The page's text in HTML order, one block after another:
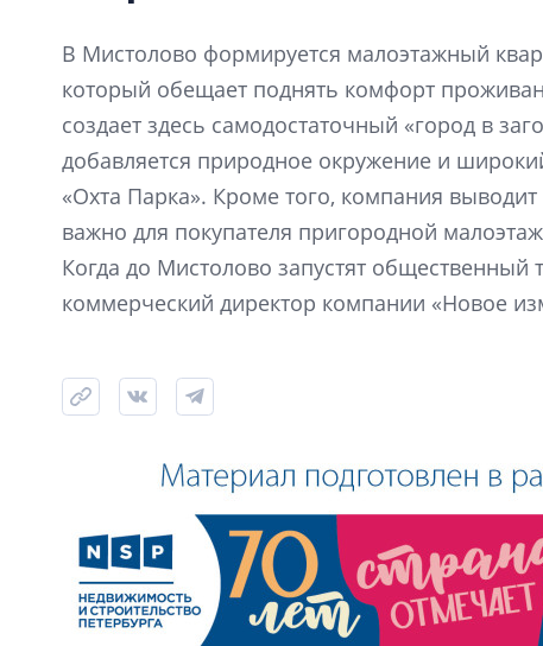
В Мистолово формируется малоэтажный
который обещает поднять комфорт
создает здесь самодостаточный «город в
добавляется природное окружение и
«Охта Парка». Кроме того, компания
важно для покупателя пригородной
Когда до Мистолово запустят общественный
коммерческий директор компании «Новое